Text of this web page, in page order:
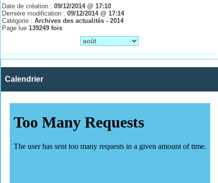
Date de création :09/12/2014 @ 17:10
Dernière modification :09/12/2014 @ 17:14
Catégorie :Archives des actualités - 2014
Page lue139249 fois
Calendrier